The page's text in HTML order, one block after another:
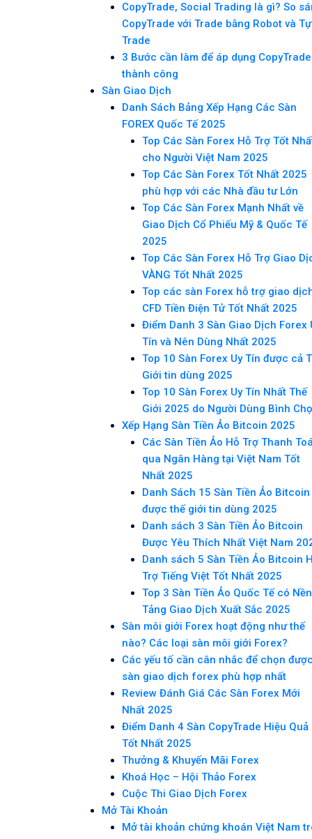
CopyTrade, Social Trading là gì? So
CopyTrade với Trade bằng Robot và Tự
Trade
3 Bước cần làm để áp dụng CopyTrade
thành công
Sàn Giao Dịch
Danh Sách Bảng Xếp Hạng Các Sàn
FOREX Quốc Tế 2025
Top Các Sàn Forex Hỗ Trợ Tốt
cho Người Việt Nam 2025
Top Các Sàn Forex Tốt Nhất 2025
phù hợp với các Nhà đầu tư Lớn
Top Các Sàn Forex Mạnh Nhất về
Giao Dịch Cổ Phiếu Mỹ & Quốc Tế
2025
Top Các Sàn Forex Hỗ Trợ Giao
VÀNG Tốt Nhất 2025
Top các sàn Forex hỗ trợ giao
CFD Tiền Điện Tử Tốt Nhất 2025
Điểm Danh 3 Sàn Giao Dịch Forex
Tín và Nên Dùng Nhất 2025
Top 10 Sàn Forex Uy Tín được cả
Giới tin dùng 2025
Top 10 Sàn Forex Uy Tín Nhất Thế
Giới 2025 do Người Dùng Bình
Xếp Hạng Sàn Tiền Ảo Bitcoin 2025
Các Sàn Tiền Ảo Hỗ Trợ Thanh
qua Ngân Hàng tại Việt Nam Tốt
Nhất 2025
Danh Sách 15 Sàn Tiền Ảo Bitcoin
được thế giới tin dùng 2025
Danh sách 3 Sàn Tiền Ảo Bitcoin
Được Yêu Thích Nhất Việt Nam
Danh sách 5 Sàn Tiền Ảo Bitcoin
Trợ Tiếng Việt Tốt Nhất 2025
Top 3 Sàn Tiền Ảo Quốc Tế có Nền
Tảng Giao Dịch Xuất Sắc 2025
Sàn môi giới Forex hoạt động như thế
nào? Các loại sàn môi giới Forex?
Các yếu tố cần cân nhắc để chọn được
sàn giao dịch forex phù hợp nhất
Review Đánh Giá Các Sàn Forex Mới
Nhất 2025
Điểm Danh 4 Sàn CopyTrade Hiệu Quả
Tốt Nhất 2025
Thưởng & Khuyến Mãi Forex
Khoá Học – Hội Thảo Forex
Cuộc Thi Giao Dịch Forex
Mở Tài Khoản
Mở tài khoản chứng khoán Việt Nam